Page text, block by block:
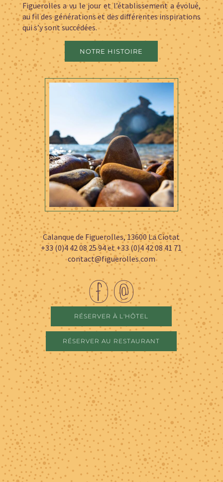
Figuerolles a vu le jour et l’établissement a évolué,
au fil des générations et des différentes inspirations
qui s’y sont succédées.
NOTRE HISTOIRE
Calanque de Figuerolles, 13600 La Ciotat
+33 (0)4 42 08 25 94 et +33 (0)4 42 08 41 71
contact@figuerolles.com
RÉSERVER À L'HÔTEL
RÉSERVER AU RESTAURANT